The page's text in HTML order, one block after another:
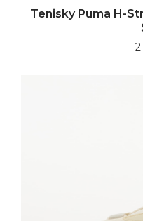
Tenisky Puma H-